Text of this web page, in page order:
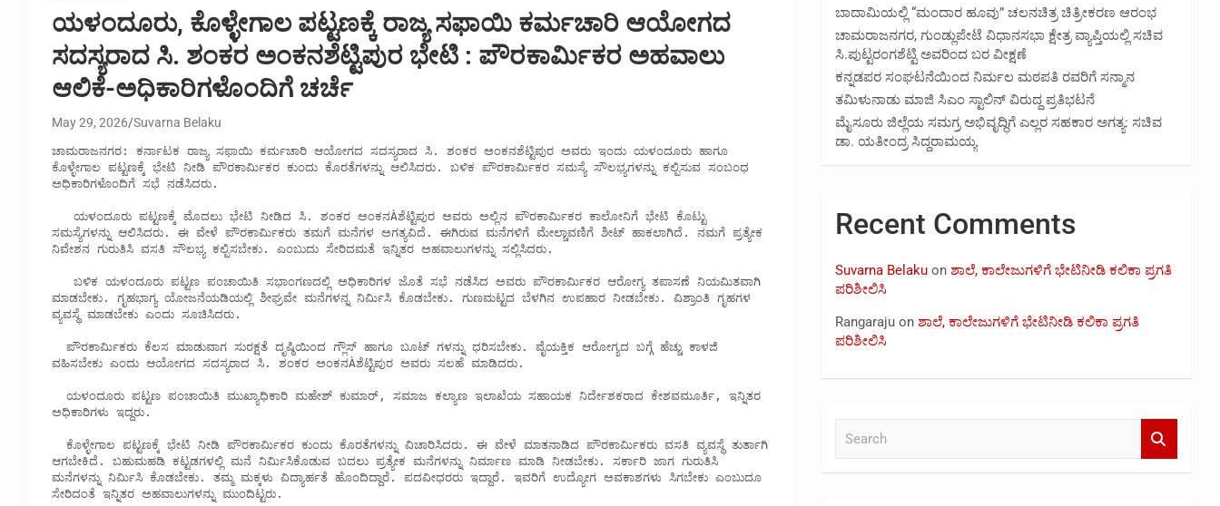
ಯಳಂದೂರು, ಕೊಳ್ಳೇಗಾಲ ಪಟ್ಟಣಕ್ಕೆ ರಾಜ್ಯ ಸಫಾಯಿ ಕರ್ಮಚಾರಿ ಆಯೋಗದ
ಸದಸ್ಯರಾದ ಸಿ. ಶಂಕರ ಅಂಕನಶೆಟ್ಟಿಪುರ ಭೇಟಿ : ಪೌರಕಾರ್ಮಿಕರ ಅಹವಾಲು
ಆಲಿಕೆ-ಅಧಿಕಾರಿಗಳೊಂದಿಗೆ ಚರ್ಚೆ
May 29, 2026 Suvarna Belaku
ಚಾಮರಾಜನಗರ: ಕರ್ನಾಟಕ ರಾಜ್ಯ ಸಫಾಯಿ ಕರ್ಮಚಾರಿ ಆಯೋಗದ ಸದಸ್ಯರಾದ ಸಿ. ಶಂಕರ ಅಂಕನಶೆಟ್ಟಿಪುರ ಅವರು ಇಂದು ಯಳಂದೂರು ಹಾಗೂ
ಕೊಳ್ಳೇಗಾಲ ಪಟ್ಟಣಕ್ಕೆ ಭೇಟಿ ನೀಡಿ ಪೌರಕಾರ್ಮಿಕರ ಕುಂದು ಕೊರತೆಗಳನ್ನು ಆಲಿಸಿದರು. ಬಳಿಕ ಪೌರಕಾರ್ಮಿಕರ ಸಮಸ್ಯೆ ಸೌಲಭ್ಯಗಳನ್ನು ಕಲ್ಪಿಸುವ ಸಂಬಂಧ
ಅಧಿಕಾರಿಗಳೊಂದಿಗೆ ಸಭೆ ನಡೆಸಿದರು.
ಸಮಸ್ಯೆಗಳನ್ನು ಆಲಿಸಿದರು. ಈ ವೇಳೆ ಪೌರಕಾರ್ಮಿಕರು ತಮಗೆ ಮನೆಗಳ ಅಗತ್ಯವಿದೆ. ಈಗಿರುವ ಮನೆಗಳಿಗೆ ಮೇಲ್ಚಾವಣಿಗೆ ಶೀಟ್ ಹಾಕಲಾಗಿದೆ. ನಮಗೆ ಪ್ರತ್ಯೇಕ
ನಿವೇಶನ ಗುರುತಿಸಿ ವಸತಿ ಸೌಲಭ್ಯ ಕಲ್ಪಿಸಬೇಕು. ಎಂಬುದು ಸೇರಿದಮತೆ ಇನ್ನಿತರ ಅಹವಾಲುಗಳನ್ನು ಸಲ್ಲಿಸಿದರು.
ಮಾಡಬೇಕು. ಗೃಹಭಾಗ್ಯ ಯೋಜನೆಯಡಿಯಲ್ಲಿ ಶೀಘ್ರವೇ ಮನೆಗಳನ್ನ ನಿರ್ಮಿಸಿ ಕೊಡಬೇಕು. ಗುಣಮಟ್ಟದ ಬೆಳಗಿನ ಉಪಹಾರ ನೀಡಬೇಕು. ವಿಶ್ರಾಂತಿ ಗೃಹಗಳ
ವ್ಯವಸ್ಥೆ ಮಾಡಬೇಕು ಎಂದು ಸೂಚಿಸಿದರು.
ವಹಿಸಬೇಕು ಎಂದು ಆಯೋಗದ ಸದಸ್ಯರಾದ ಸಿ. ಶಂಕರ ಅಂಕನÀಶೆಟ್ಟಿಪುರ ಅವರು ಸಲಹೆ ಮಾಡಿದರು.
ಅಧಿಕಾರಿಗಳು ಇದ್ದರು.
ಆಗಬೇಕಿದೆ. ಬಹುಮಹಡಿ ಕಟ್ಟಡಗಳಲ್ಲಿ ಮನೆ ನಿರ್ಮಿಸಿಕೊಡುವ ಬದಲು ಪ್ರತ್ಯೇಕ ಮನೆಗಳನ್ನು ನಿರ್ಮಾಣ ಮಾಡಿ ನೀಡಬೇಕು. ಸರ್ಕಾರಿ ಜಾಗ ಗುರುತಿಸಿ
ಮನೆಗಳನ್ನು ನಿರ್ಮಿಸಿ ಕೊಡಬೇಕು. ತಮ್ಮ ಮಕ್ಕಳು ವಿದ್ಯಾರ್ಹತೆ ಹೊಂದಿದ್ದಾರೆ. ಪದವೀಧರರು ಇದ್ದಾರೆ. ಇವರಿಗೆ ಉದ್ಯೋಗ ಅವಕಾಶಗಳು ಸಿಗಬೇಕು ಎಂಬುದೂ
ಸೇರಿದಂತೆ ಇನ್ನಿತರ ಅಹವಾಲುಗಳನ್ನು ಮುಂದಿಟ್ಟರು.
ಬಾದಾಮಿಯಲ್ಲಿ “ಮಂದಾರ ಹೂವು” ಚಲನಚಿತ್ರ ಚಿತ್ರೀಕರಣ ಆರಂಭ
ಚಾಮರಾಜನಗರ, ಗುಂಡ್ಲುಪೇಟೆ ವಿಧಾನಸಭಾ ಕ್ಷೇತ್ರ ವ್ಯಾಪ್ತಿಯಲ್ಲಿ ಸಚಿವ
ಸಿ.ಪುಟ್ಟರಂಗಶೆಟ್ಟಿ ಅವರಿಂದ ಬರ ವೀಕ್ಷಣೆ
ಕನ್ನಡಪರ ಸಂಘಟನೆಯಿಂದ ನಿರ್ಮಲ ಮಠಪತಿ ರವರಿಗೆ ಸನ್ಮಾನ
ತಮಿಳುನಾಡು ಮಾಜಿ ಸಿಎಂ ಸ್ಟಾಲಿನ್ ವಿರುದ್ದ ಪ್ರತಿಭಟನೆ
ಮೈಸೂರು ಜಿಲ್ಲೆಯ ಸಮಗ್ರ ಅಭಿವೃದ್ಧಿಗೆ ಎಲ್ಲರ ಸಹಕಾರ ಅಗತ್ಯ: ಸಚಿವ
ಡಾ. ಯತೀಂದ್ರ ಸಿದ್ದರಾಮಯ್ಯ
Recent Comments
Suvarna Belaku on ಶಾಲೆ, ಕಾಲೇಜುಗಳಿಗೆ ಭೇಟಿನೀಡಿ ಕಲಿಕಾ ಪ್ರಗತಿ
ಪರಿಶೀಲಿಸಿ
Rangaraju on ಶಾಲೆ, ಕಾಲೇಜುಗಳಿಗೆ ಭೇಟಿನೀಡಿ ಕಲಿಕಾ ಪ್ರಗತಿ
ಪರಿಶೀಲಿಸಿ